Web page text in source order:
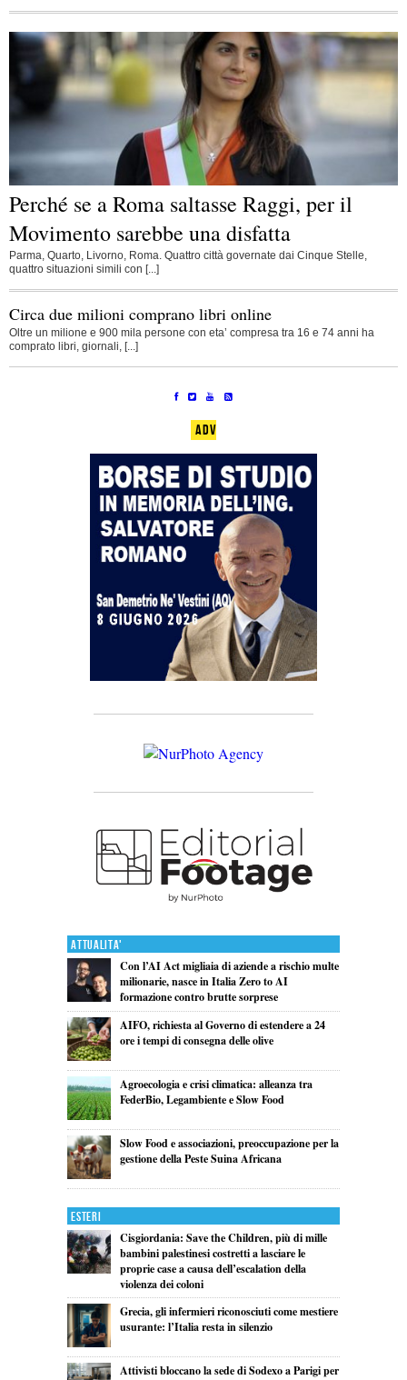
Perché se a Roma saltasse Raggi, per il
Movimento sarebbe una disfatta
Parma, Quarto, Livorno, Roma. Quattro città governate dai Cinque Stelle,
quattro situazioni simili con [...]
Circa due milioni comprano libri online
Oltre un milione e 900 mila persone con eta’ compresa tra 16 e 74 anni ha
comprato libri, giornali, [...]
ADV
Attualita'
Con l’AI Act migliaia di aziende a rischio multe
milionarie, nasce in Italia Zero to AI
formazione contro brutte sorprese
AIFO, richiesta al Governo di estendere a 24
ore i tempi di consegna delle olive
Agroecologia e crisi climatica: alleanza tra
FederBio, Legambiente e Slow Food
Slow Food e associazioni, preoccupazione per la
gestione della Peste Suina Africana
Esteri
Cisgiordania: Save the Children, più di mille
bambini palestinesi costretti a lasciare le
proprie case a causa dell’escalation della
violenza dei coloni
Grecia, gli infermieri riconosciuti come mestiere
usurante: l’Italia resta in silenzio
Attivisti bloccano la sede di Sodexo a Parigi per